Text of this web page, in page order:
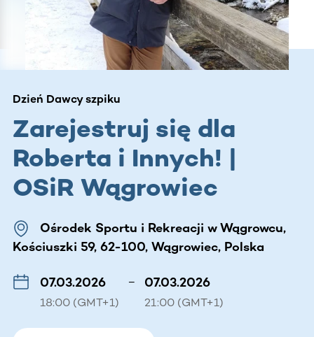
Dzień Dawcy szpiku
Zarejestruj się dla
Roberta i Innych! |
OSiR Wągrowiec
Ośrodek Sportu i Rekreacji w Wągrowcu,
Kościuszki 59, 62-100, Wągrowiec, Polska
07.03.2026
18:00 (GMT+1)
– 07.03.2026
21:00 (GMT+1)